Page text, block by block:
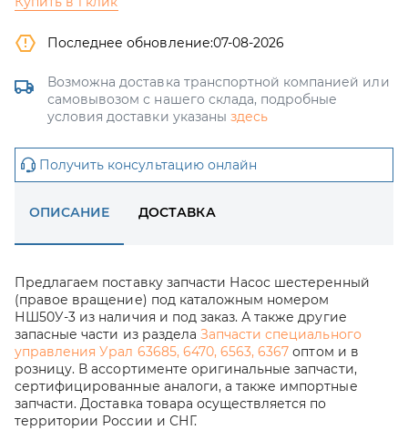
Последнее обновление:07-08-2026
Возможна доставка транспортной компанией или
самовывозом с нашего склада, подробные
условия доставки указаны здесь
Получить консультацию онлайн
ОПИСАНИЕ ДОСТАВКА
Предлагаем поставку запчасти Насос шестеренный
(правое вращение) под каталожным номером
НШ50У-3 из наличия и под заказ. А также другие
запасные части из раздела Запчасти специального
управления Урал 63685, 6470, 6563, 6367 оптом и в
розницу. В ассортименте оригинальные запчасти,
сертифицированные аналоги, а также импортные
запчасти. Доставка товара осуществляется по
территории России и СНГ.